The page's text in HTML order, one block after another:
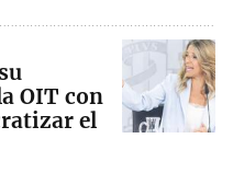
OIT con
el